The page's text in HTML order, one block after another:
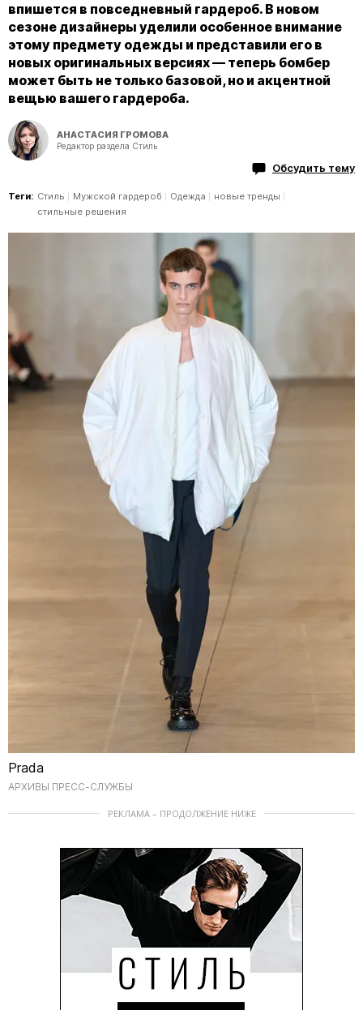
впишется в повседневный гардероб. В новом
сезоне дизайнеры уделили особенное внимание
этому предмету одежды и представили его в
новых оригинальных версиях — теперь бомбер
может быть не только базовой, но и акцентной
вещью вашего гардероба.
АНАСТАСИЯ ГРОМОВА
Редактор раздела Стиль
Обсудить тему
Теги: Стиль Мужской гардероб Одежда
новые тренды
стильные решения
Prada
АРХИВЫ ПРЕСС-СЛУЖБЫ
РЕКЛАМА – ПРОДОЛЖЕНИЕ НИЖЕ